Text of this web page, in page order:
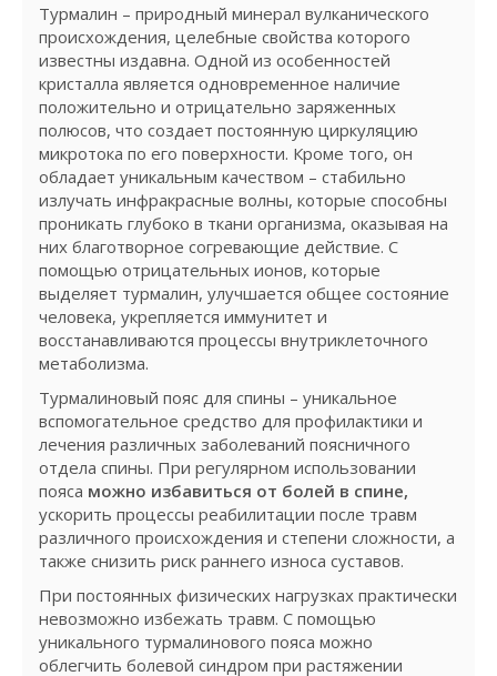
Турмалин – природный минерал вулканического
происхождения, целебные свойства которого
известны издавна. Одной из особенностей
кристалла является одновременное наличие
положительно и отрицательно заряженных
полюсов, что создает постоянную циркуляцию
микротока по его поверхности. Кроме того, он
обладает уникальным качеством – стабильно
излучать инфракрасные волны, которые способны
проникать глубоко в ткани организма, оказывая на
них благотворное согревающие действие. С
помощью отрицательных ионов, которые
выделяет турмалин, улучшается общее состояние
человека, укрепляется иммунитет и
восстанавливаются процессы внутриклеточного
метаболизма.
Турмалиновый пояс для спины – уникальное
вспомогательное средство для профилактики и
лечения различных заболеваний поясничного
отдела спины. При регулярном использовании
пояса можно избавиться от болей в спине,
ускорить процессы реабилитации после травм
различного происхождения и степени сложности, а
также снизить риск раннего износа суставов.
При постоянных физических нагрузках практически
невозможно избежать травм. С помощью
уникального турмалинового пояса можно
облегчить болевой синдром при растяжении